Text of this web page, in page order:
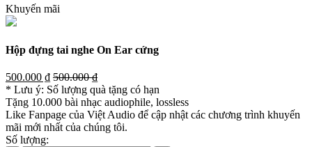
Khuyến mãi
Hộp đựng tai nghe On Ear cứng
500.000 ₫ 500.000 ₫
* Lưu ý: Số lượng quà tặng có hạn
Tặng 10.000 bài nhạc audiophile, lossless
Like Fanpage của Việt Audio để cập nhật các chương trình khuyến
mãi mới nhất của chúng tôi.
Số lượng: